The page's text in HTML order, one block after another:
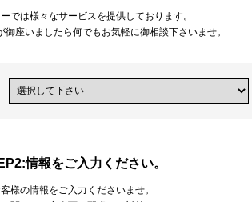
では様々なサービスを提供しております。
御座いましたら何でもお気軽に御相談下さいませ。
情報をご入力ください。
様の情報をご入力くださいませ。